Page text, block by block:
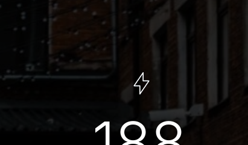
налоговая мощность, л.с.